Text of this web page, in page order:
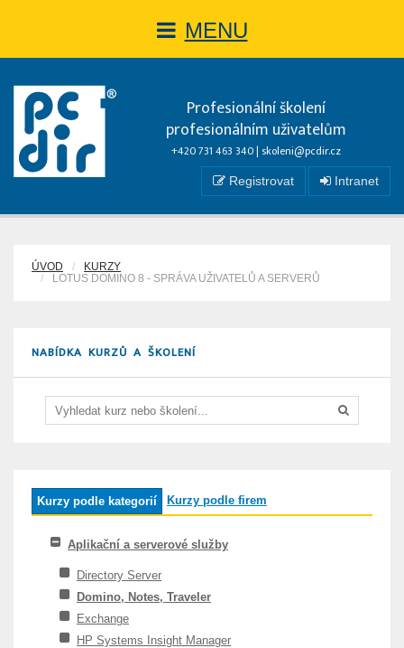
MENU
Profesionální školení
profesionálním uživatelům
+420 731 463 340 | skoleni@pcdir.cz
Registrovat Intranet
ÚVOD
KURZY
LOTUS DOMINO 8 - SPRÁVA UŽIVATELŮ A SERVERŮ
NABÍDKA KURZŮ A ŠKOLENÍ
Kurzy podle kategorií Kurzy podle firem
Aplikační a serverové služby
Directory Server
Domino, Notes, Traveler
Exchange
HP Systems Insight Manager